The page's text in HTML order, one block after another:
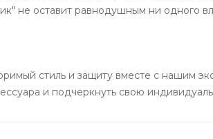
не оставит равнодушным ни одного
стиль и защиту вместе с нашим
и подчеркнуть свою